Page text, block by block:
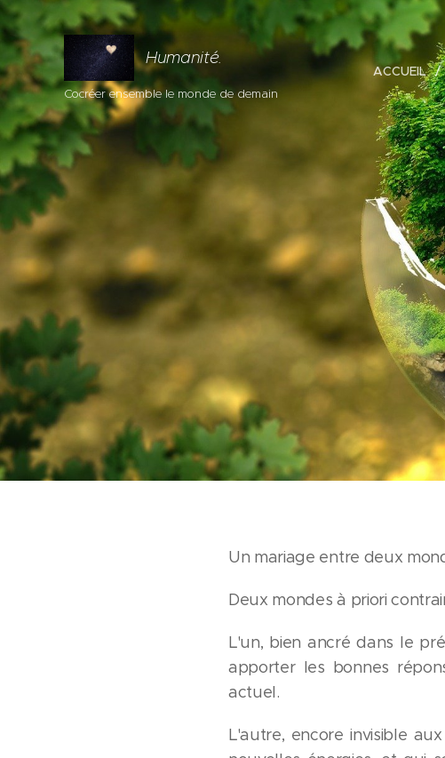
Humanité.
Cocréer ensemble le monde de demain
ACCUEIL
Un mariage entre deux
Deux mondes à priori
L'un, bien ancré dans le
apporter les bonnes
actuel.
L'autre, encore invisible